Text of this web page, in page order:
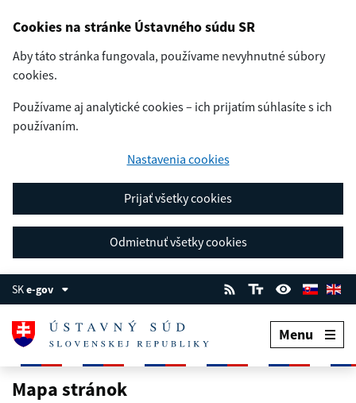
Cookies na stránke Ústavného súdu SR
Aby táto stránka fungovala, používame nevyhnutné súbory
cookies.
Používame aj analytické cookies – ich prijatím súhlasíte s ich
používaním.
Nastavenia cookies
Prijať všetky cookies
Odmietnuť všetky cookies
SKe-gov
Menu
Mapa stránok
Mapa stránok